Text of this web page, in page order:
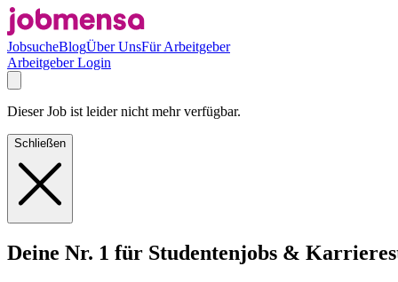
JobsucheBlogÜber UnsFür Arbeitgeber
Arbeitgeber Login
Dieser Job ist leider nicht mehr verfügbar.
Schließen
Deine Nr. 1 für Studentenjobs &